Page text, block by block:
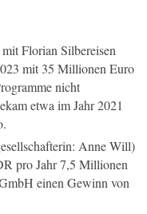
Florian Silbereisen
mit 35 Millionen Euro
nicht
etwa im Jahr 2021
Anne Will)
pro Jahr 7,5 Millionen
einen Gewinn von